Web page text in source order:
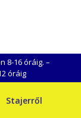
8-16 óráig. –
óráig
Stajerről